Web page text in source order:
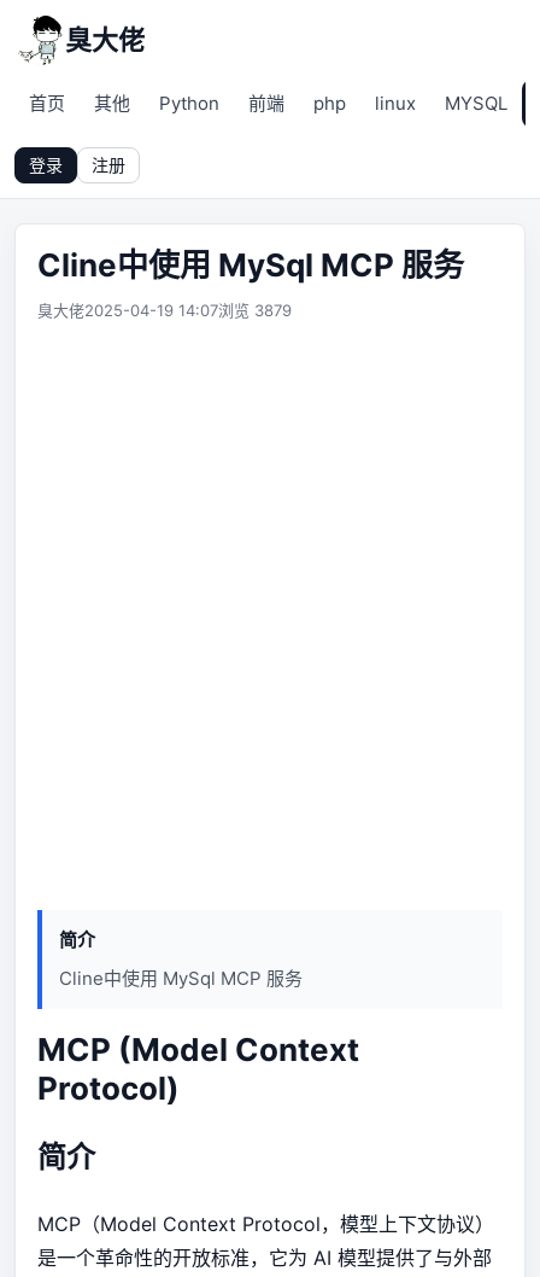
臭大佬
首页 其他 Python 前端 php linux MYSQL
登录 注册
Cline中使用 MySql MCP 服务
臭大佬2025-04-19 14:07浏览 3879
简介
Cline中使用 MySql MCP 服务
MCP (Model Context
Protocol)
简介
MCP（Model Context Protocol，模型上下文协议）
是一个革命性的开放标准，它为 AI 模型提供了与外部